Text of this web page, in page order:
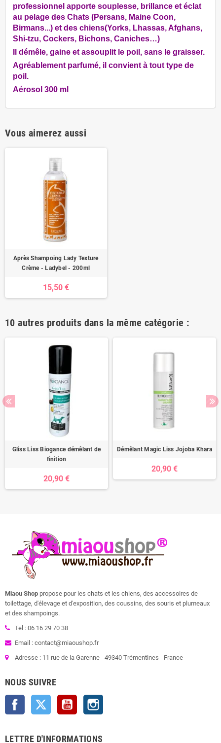
professionnel apporte souplesse, brillance et éclat
au pelage des Chats (Persans, Maine Coon,
Birmans...) et des chiens(Yorks, Lhassas, Afghans,
Shi-tzu, Cockers, Bichons, Caniches…)
Il démêle, gaine et assouplit le poil, sans le graisser.
Agréablement parfumé, il convient à tout type de
poil.
Aérosol 300 ml
Vous aimerez aussi
Après Shampoing Lady Texture
Crème - Ladybel - 200ml
15,50 €
10 autres produits dans la même catégorie :
Gliss Liss Biogance démêlant de
finition
20,90 €
Démêlant Magic Liss Jojoba Khara
20,90 €
Miaou Shop propose pour les chats et les chiens, des accessoires de
toilettage, d'élevage et d'exposition, des coussins, des souris et plumeaux
et des shampoings.
Tel : 06 16 29 70 38
Email : contact@miaoushop.fr
Adresse : 11 rue de la Garenne - 49340 Trémentines - France
NOUS SUIVRE
Facebook Twitter YouTube
LETTRE D'INFORMATIONS